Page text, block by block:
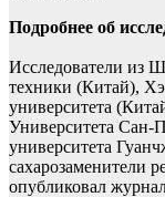
Подробнее об
Исследователи из
техники (Китай),
университета
Университета Сан-
университета
сахарозаменители
опубликовал